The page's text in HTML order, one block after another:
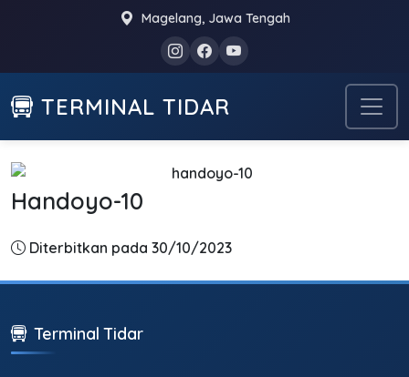
Magelang, Jawa Tengah
TERMINAL TIDAR
Handoyo-10
Diterbitkan pada 30/10/2023
Terminal Tidar